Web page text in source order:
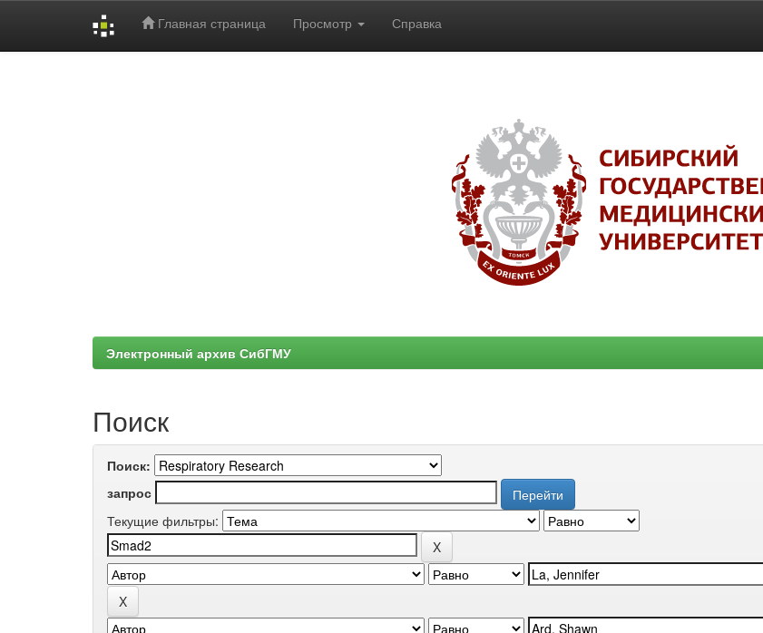
Главная страница Просмотр Справка
Электронный архив СибГМУ
Поиск
Поиск:
запрос
Текущие фильтры: